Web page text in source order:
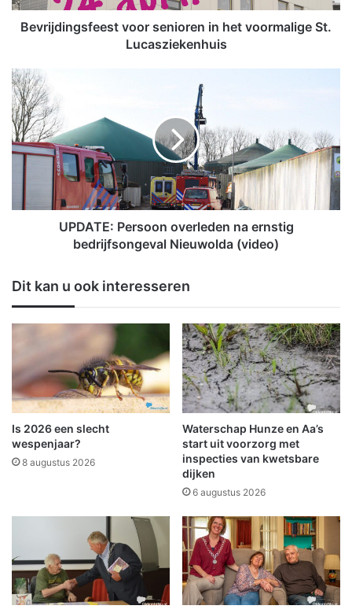
n
e
e
s
t
v
o
r
e
n
h
t
v
o
g
e
S
t
Bevrijdingsfeest voor senioren in het voormalige St.
Lucasziekenhuis
U
P
D
A
T
E
e
n
o
v
l
e
e
n
n
t
i
g
b
UPDATE: Persoon overleden na ernstig
bedrijfsongeval Nieuwolda (video)
Dit kan u ook interesseren
Is 2026 een slecht
wespenjaar?
8 augustus 2026
Waterschap Hunze en Aa’s
start uit voorzorg met
inspecties van kwetsbare
dijken
6 augustus 2026